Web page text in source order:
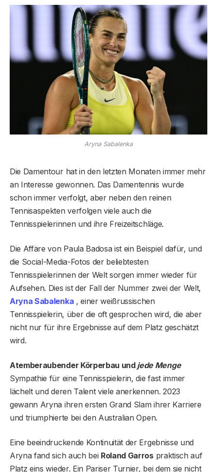
Aryna Sabalenka
Die Damentour hat in den letzten Monaten immer mehr
an Interesse gewonnen. Das Damentennis wurde
schon immer verfolgt, aber neben den reinen
Tennisaspekten verfolgen viele auch die
Tennisspielerinnen und ihre Freizeitschläge.
Die Affäre von Paula Badosa ist ein Beispiel dafür, und
die Social-Media-Fotos der beliebtesten
Tennisspielerinnen der Welt sorgen immer wieder für
Aufsehen. Dies ist der Fall der Nummer zwei der Welt,
Aryna Sabalenka , einer weißrussischen
Tennisspielerin, über die oft gesprochen wird, die aber
nicht nur für ihre Ergebnisse auf dem Platz geschätzt
wird.
Atemberaubender Körperbau und jede Menge
Sympathie für eine Tennisspielerin, die fast immer
lächelt und deren Talent viele anerkennen. 2023
gewann Aryna ihren ersten Grand Slam ihrer Karriere
und triumphierte bei den Australian Open.
Eine beeindruckende Kontinuität der Ergebnisse und
Aryna fand sich auch bei Roland Garrospraktisch auf
Platz eins wieder. Ein Pariser Turnier, bei dem sie nicht